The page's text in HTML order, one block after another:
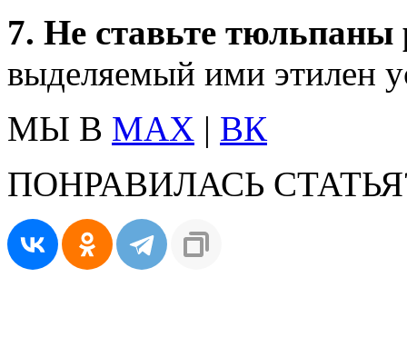
7. Не ставьте
выделяемый ими этилен
МЫ В MAX | ВК
ПОНРАВИЛАСЬ